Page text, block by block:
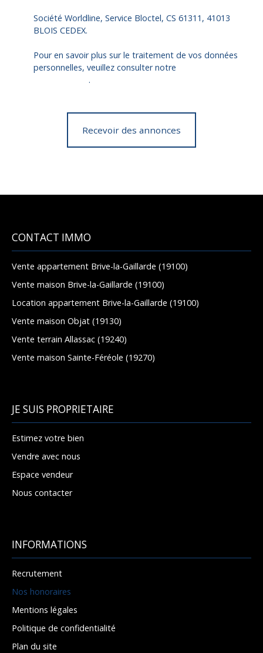
Société Worldline, Service Bloctel, CS 61311, 41013
BLOIS CEDEX.
Pour en savoir plus sur le traitement de vos données
personnelles, veuillez consulter notre
.
Recevoir des annonces
CONTACT IMMO
Vente appartement Brive-la-Gaillarde (19100)
Vente maison Brive-la-Gaillarde (19100)
Location appartement Brive-la-Gaillarde (19100)
Vente maison Objat (19130)
Vente terrain Allassac (19240)
Vente maison Sainte-Féréole (19270)
JE SUIS PROPRIETAIRE
Estimez votre bien
Vendre avec nous
Espace vendeur
Nous contacter
INFORMATIONS
Recrutement
Nos honoraires
Mentions légales
Politique de confidentialité
Plan du site